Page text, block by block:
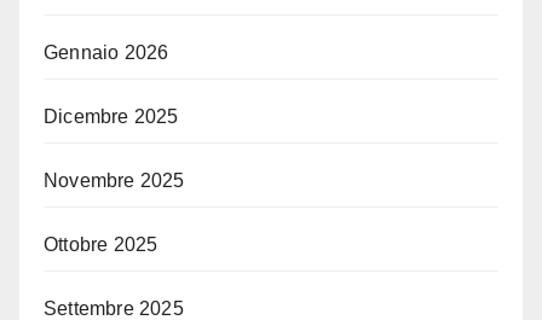
Gennaio 2026
Dicembre 2025
Novembre 2025
Ottobre 2025
Settembre 2025